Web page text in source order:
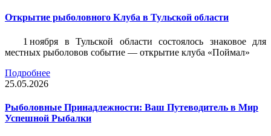
Открытие рыболовного Клуба в Тульской области
1 ноября в Тульской области состоялось знаковое для
местных рыболовов событие — открытие клуба «Поймал»
Подробнее
25.05.2026
Рыболовные Принадлежности: Ваш Путеводитель в Мир
Успешной Рыбалки